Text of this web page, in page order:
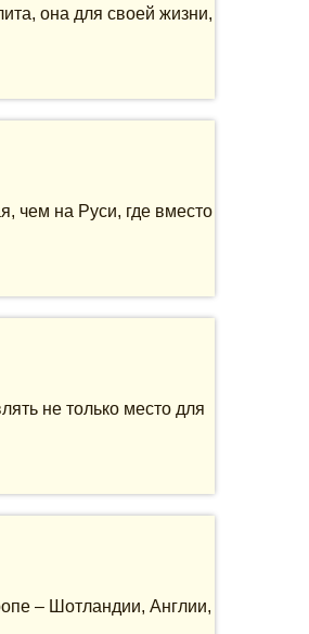
она для своей жизни,
чем на Руси, где вместо
не только место для
– Шотландии, Англии,